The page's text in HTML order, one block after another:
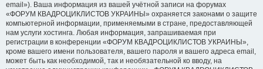
email»). Ваша информация из вашей учётной записи на форумах
«ФОРУМ КВАДРОЦИКЛИСТОВ УКРАИНЫ» охраняется законами о защите
компьютерной информации, применяемыми в стране, предоставляющей
нам услуги хостинга. Любая информация, запрашиваемая при
регистрации в конференции «ФОРУМ КВАДРОЦИКЛИСТОВ УКРАИНЫ»,
кроме вашего имени пользователя, вашего пароля и вашего адреса email,
может быть как необходимой, так и необязательной ко вводу, на